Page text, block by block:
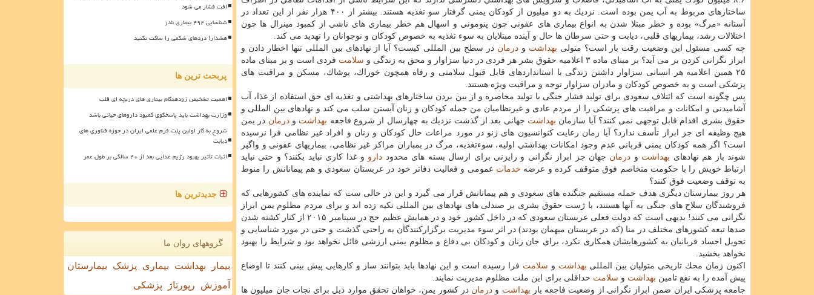
ساختارهای مربوط به آب یمن بوده است. نزدیك به دو میلیون از كودكان یمنی گرفتار سو تغذیه هستند. بیشتر از ۴۰۰ هزار نفر از این تعداد در
آستانه «مرگ» بوده و خطر مبتلا شدن به انواع بیماری های عفونی چون پنومونی و اسهال هم خطر بیماری های ناشی از كمبود مینرال ها چون
اختلالات رشد، بیماریهای قلبی، دیابت و حتی سرطان ها حال و آینده مبتلایان به سوء تغذیه به خصوص كودكان و نوجوانان را تهدید می كند.
چه كسی مسئول این وضعیت رقت بار است؟ متولی بهداشت ودرمان در سطح بین المللی كیست؟ آیا از نهادهای بین المللی تنها اخطار دادن و
ابراز نگرانی كردن بر می آید؟ بر مبنای ماده ۳ اعلامیه حقوق بشر هر فردی در دنیا سزاوار و محق به زندگی و
سلامت فردی است و بر مبنای ماده
۲۵ همین اعلامیه هر انسانی سزاوار داشتن زندگی با استانداردهای قابل قبول سلامتی و رفاه همچون خوراك، پوشاك، مسكن و مراقبت های
پزشكی است و به خصوص كودكان و مادران سزاوار توجه و مراقبت ویژه هستند.
پس چگونه است كه ائتلاف سعودی برای تولید فشار جنگی با تولید محاصره و از بین بردن ساختارهای بهداشتی و تغذیه ای حق استفاده از غذا، آب
آشامیدنی و امكانات و مراقبت های پزشكی را از مردم عادی و غیرنظامیان من جمله كودكان و زنان آبستن سلب می كند و نهادهای بین المللی و
حقوق بشری اقدام قابل توجهی نمی كنند؟ آیا سازمان بهداشت جهانی بعد از گذشت نزدیك به چهارسال از شروع فاجعه بهداشت ودرمان در یمن
هیچ وظیفه ای جز ابراز تأسف ندارد؟ آیا زمان رعایت كنوانسیون های ژنو در مورد مراعات حال كودكان و زنان و افراد غیر نظامی فرا نرسیده
است؟ اگر همه كودكان یمنی قربانی عدم وجود امكانات بهداشتی اولیه، سوءتغذیه، مرگ در بمباران مراكز غیر نظامی، بیماریهای عفونی و واگیر
شوند باز هم نهادهای بهداشت و درمان جهان جز ابراز نگرانی و رایزنی برای ارسال بسته های محدود دارو و غذا كاری نباید بكنند؟ و حتی نباید
ارتباط خویش را با حكومت متخاصم فوق متوقف كرده و عرضه خدمات عمومی و فعالیت دفاتر خود در عربستان سعودی و هم پیمانانش را منوط
به توقف وضعیت فوق كنند؟
هر روز بیمارستان دیگری هدف حمله مستقیم جنگنده های سعودی و هم پیمانانش قرار می گیرد و این در حالی ست كه نماینده های كشورهایی كه
فروشندگان سلاح های جنگی به آنها هستند، با ژست حقوق بشری بر صندلی های نهادهای بین المللی تكیه زده اند و برای مردم مظلوم یمن ابراز
نگرانی می كنند! بدیهی است كه دولت فعلی عربستان سعودی كه در داخل كشور خود و در همایش عظیم حج در سپتامبر ۲۰۱۵ از كنار كشته شدن
صدها تبعه كشورهای مختلف در منا (كه در عربستان میهمان بودند) در اثر سوء مدیریت برگزاركنندگان به راحتی گذشت و حتی در مورد شناسایی و
تحویل اجساد قربانیان به كشورهایشان همكاری نكرد، برای جان زنان و كودكان بی دفاع و مظلوم یمنی ارزشی قائل نخواهد بود و شرایط را بهبود
نخواهد بخشید.
اكنون زمان محك تاریخی متولیان بین المللی بهداشت و سلامت فرا رسیده است و این نهادها باید بتوانند ساز و كارهایی پیش بینی كنند تا اوضاع
پیش آمده را به نفع تامین بهداشت و سلامت حداقلی برای این ملت مظلوم مدیریت نمایند.
جامعه پزشكی ایران ضمن ابراز نگرانی از وضعیت فاجعه بار بهداشت و درمان در كشور یمن، خواهان تحقق موارد ذیل برای نجات جان میلیون ها
افت فشار می شود
شناسایی ۴۹۲ بیماری نادر
هشدار! دردهای شکمی را ساکت نکنید
پربحث ترین ها
اهمیت تشخیص زودهنگام بیماری های دریچه ای قلب
وزارت بهداشت باید پاسخگوی کمبود داروهای حیاتی باشد
شروع به کار اولین پلت فرم علمی ایران در حوزه فناوری های
دیابت
اثبات تأثیر بهبود رژیم غذایی بعد از ۴۰ سالگی بر طول عمر
جدیدترین ها
گروههای روان ما
بیمار بهداشت بیماری پزشک
بیمارستان
آموزش
رپورتاژ پزشکی